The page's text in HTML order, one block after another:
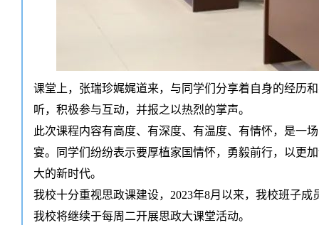
课堂上，张瑞珍娓娓道来，与同学们分享着自身的经历
听，积极参与互动，并报之以热烈的掌声。
此次课程内容有高度、有深度、有温度、有情怀，是一
宴。同学们纷纷表示要厚植家国情怀，勇毅前行，以更
大的新时代。
我校十分重视思政课建设，2023年8月以来，我校班子
我校将继续于每周二开展思政大课堂活动。